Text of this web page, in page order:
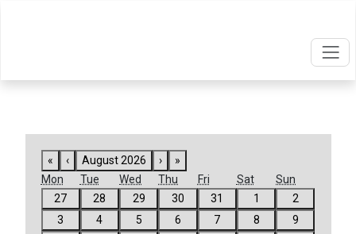
« ‹ August 2026 ›
»
Mon
Tue Wed Thu Fri Sat
Sun
27
28 29 30 31 1
2
3
4 5 6 7 8
9